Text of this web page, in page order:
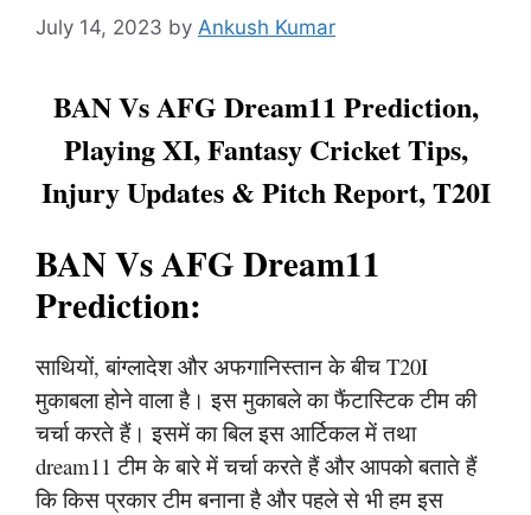
July 14, 2023 by Ankush Kumar
BAN Vs AFG Dream11 Prediction,
Playing XI, Fantasy Cricket Tips,
Injury Updates & Pitch Report, T20I
BAN Vs AFG Dream11
Prediction:
साथियों, बांग्लादेश और अफगानिस्तान के बीच T20I
मुकाबला होने वाला है। इस मुकाबले का फैंटास्टिक टीम की
चर्चा करते हैं। इसमें का बिल इस आर्टिकल में तथा
dream11 टीम के बारे में चर्चा करते हैं और आपको बताते हैं
कि किस प्रकार टीम बनाना है और पहले से भी हम इस